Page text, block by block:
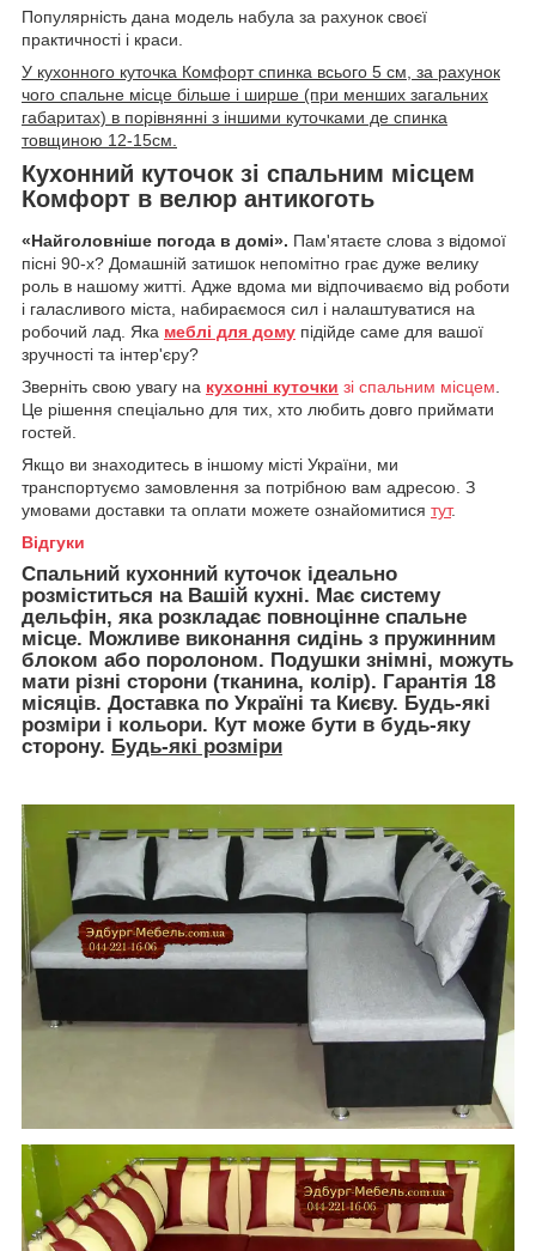
Популярність дана модель набула за рахунок своєї
практичності і краси.
У кухонного куточка Комфорт спинка всього 5 см, за рахунок
чого спальне місце більше і ширше (при менших загальних
габаритах) в порівнянні з іншими куточками де спинка
товщиною 12-15см.
Кухонний куточок зі спальним місцем
Комфорт в велюр антикоготь
«Найголовніше погода в домі». Пам'ятаєте слова з відомої
пісні 90-х? Домашній затишок непомітно грає дуже велику
роль в нашому житті. Адже вдома ми відпочиваємо від роботи
і галасливого міста, набираємося сил і налаштуватися на
робочий лад. Яка меблі для дому підійде саме для вашої
зручності та інтер'єру?
Зверніть свою увагу на кухонні куточки зі спальним місцем.
Це рішення спеціально для тих, хто любить довго приймати
гостей.
Якщо ви знаходитесь в іншому місті України, ми
транспортуємо замовлення за потрібною вам адресою. З
умовами доставки та оплати можете ознайомитися тут.
Відгуки
Спальний кухонний куточок ідеально
розміститься на Вашій кухні. Має систему
дельфін, яка розкладає повноцінне спальне
місце. Можливе виконання сидінь з пружинним
блоком або поролоном. Подушки знімні, можуть
мати різні сторони (тканина, колір). Гарантія 18
місяців. Доставка по Україні та Києву. Будь-які
розміри і кольори. Кут може бути в будь-яку
сторону. Будь-які розміри